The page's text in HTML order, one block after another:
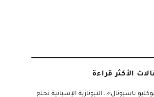
الأكثر قراءة
ناسيونال».. النيونازية الإسبانية تخلع